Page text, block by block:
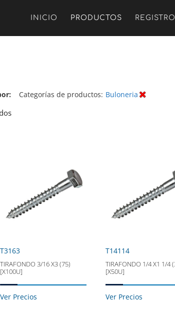
INICIO PRODUCTOS REGISTRO
Categorías de productos: Buloneria
T3163
TIRAFONDO 3/16 X3 (75)
[X100U]
Ver Precios
T14114
TIRAFONDO 1/4 X1 1/4 (30)
[X50U]
Ver Precios